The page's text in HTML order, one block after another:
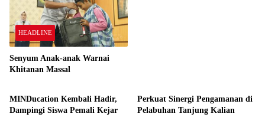
HEADLINE
Senyum Anak-anak Warnai
Khitanan Massal
HEADLINE
MINDucation Kembali Hadir,
Dampingi Siswa Pemali Kejar
Perkuat Sinergi Pengamanan di
Pelabuhan Tanjung Kalian